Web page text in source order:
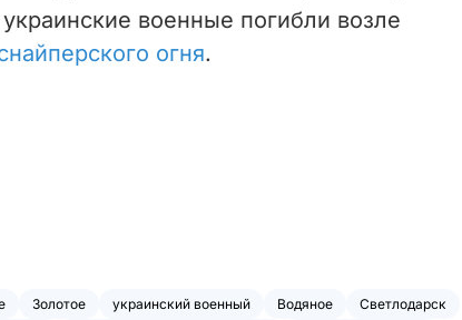
военные погибли возле
огня.
Золотое украинский военный Водяное
Светлодарск